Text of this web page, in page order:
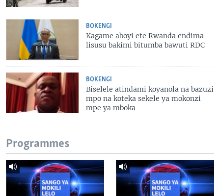
BOKENGI
Kagame aboyi ete Rwanda endima
lisusu bakimi bitumba bawuti RDC
BOKENGI
Biselele atindami koyanola na bazuzi
mpo na koteka sekele ya mokonzi
mpe ya mboka
Programmes